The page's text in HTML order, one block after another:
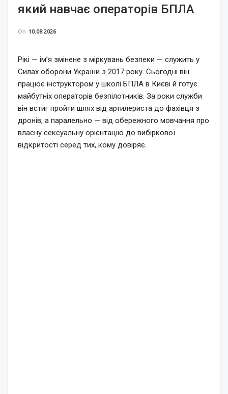
який навчає операторів БПЛА
On 10.08.2026
Рікі — ім’я змінене з міркувань безпеки — служить у
Силах оборони України з 2017 року. Сьогодні він
працює інструктором у школі БПЛА в Києві й готує
майбутніх операторів безпілотників. За роки служби
він встиг пройти шлях від артилериста до фахівця з
дронів, а паралельно — від обережного мовчання про
власну сексуальну орієнтацію до вибіркової
відкритості серед тих, кому довіряє.